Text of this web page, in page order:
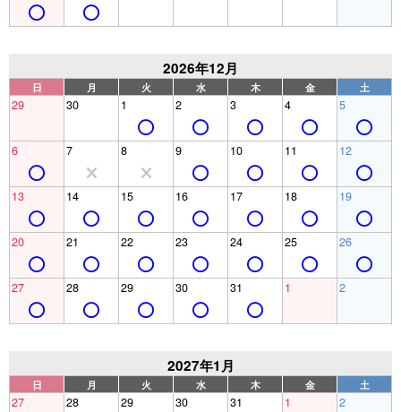
2026年12月
日 月 火 水 木 金 土
29 30 1 2 3 4 5
6 7 8 9 10 11 12
13 14 15 16 17 18 19
20 21 22 23 24 25 26
27 28 29 30 31 1 2
2027年1月
日 月 火 水 木 金 土
27 28 29 30 31 1 2